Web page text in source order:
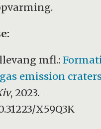
mfl.:
emission craters
, 2023.
X59Q3K